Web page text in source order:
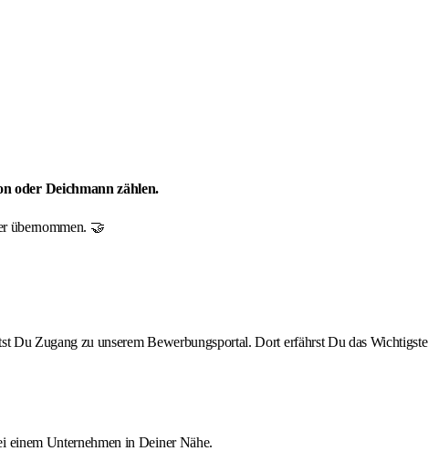
oder Deichmann zählen.
übernommen. 🤝
Du Zugang zu unserem Bewerbungsportal. Dort erfährst Du das Wichtigste
einem Unternehmen in Deiner Nähe.